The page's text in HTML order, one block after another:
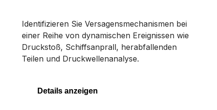
Identifizieren Sie Versagensmechanismen bei
einer Reihe von dynamischen Ereignissen wie
Druckstoß, Schiffsanprall, herabfallenden
Teilen und Druckwellenanalyse.
Details anzeigen